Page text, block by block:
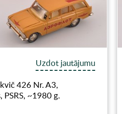
Uzdot jautājumu
426 Nr. A3,
~1980 g.